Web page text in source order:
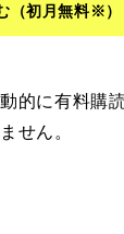
（初月無料※）
的に有料購
せん。